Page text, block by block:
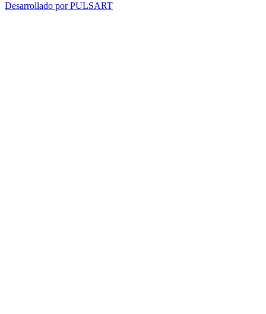
Desarrollado por PULSART